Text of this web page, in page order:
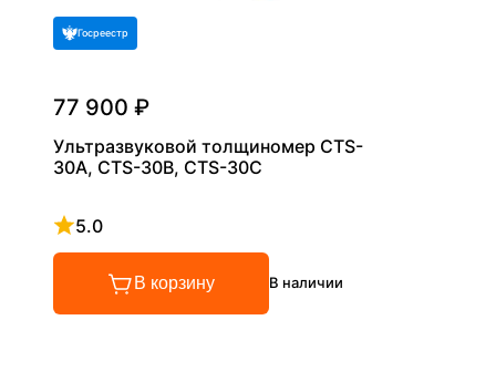
Госреестр
77 900 ₽
Ультразвуковой толщиномер CTS-
30A, CTS-30B, CTS-30C
5.0
Рейтинг 5 из 5
В корзину В наличии